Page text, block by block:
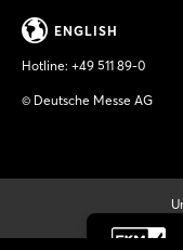
ENGLISH
Hotline: +49 511 89-0
© Deutsche Messe AG